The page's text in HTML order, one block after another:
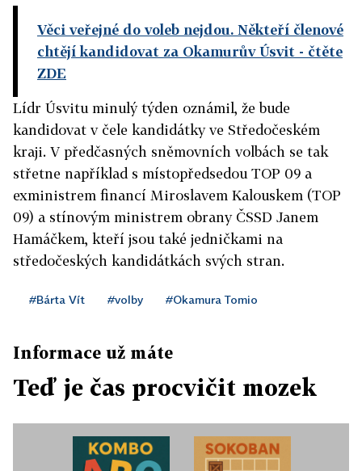
Věci veřejné do voleb nejdou. Někteří členové
chtějí kandidovat za Okamurův Úsvit - čtěte
ZDE
Lídr Úsvitu minulý týden oznámil, že bude
kandidovat v čele kandidátky ve Středočeském
kraji. V předčasných sněmovních volbách se tak
střetne například s místopředsedou TOP 09 a
exministrem financí Miroslavem Kalouskem (TOP
09) a stínovým ministrem obrany ČSSD Janem
Hamáčkem, kteří jsou také jedničkami na
středočeských kandidátkách svých stran.
#Bárta Vít #volby #Okamura Tomio
Informace už máte
Teď je čas procvičit mozek